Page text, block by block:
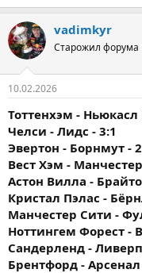
vadimkyr
Старожил форума
10.02.2026
Тоттенхэм -
Челси - Лидс - 3:1
Эвертон - Борнмут -
Вест Хэм -
Астон Вилла -
Кристал Пэлас -
Манчестер Сити -
Ноттингем Форест -
Сандерленд -
Брентфорд - Арсенал